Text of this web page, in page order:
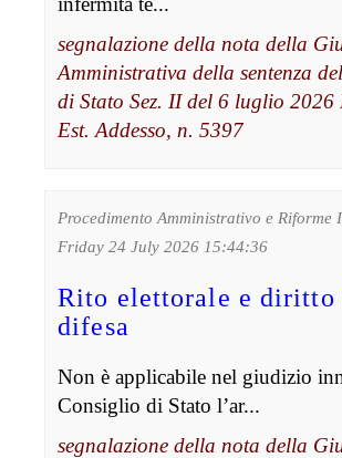
segnalazione della nota della
Amministrativa della sentenza
di Stato Sez. II del 6 luglio 2026
Est. Addesso, n. 5397
Procedimento Amministrativo e Riforme
Friday 24 July 2026 15:44:36
Rito elettorale e diritto
difesa
Non è applicabile nel giudizio
Consiglio di Stato l’ar...
segnalazione della nota della